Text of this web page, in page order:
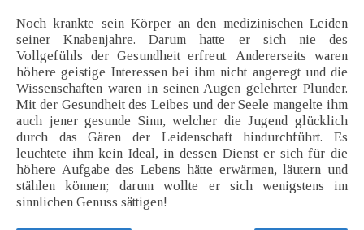
Noch krankte sein Körper an den medizinischen Leiden
seiner Knabenjahre. Darum hatte er sich nie des
Vollgefühls der Gesundheit erfreut. Andererseits waren
höhere geistige Interessen bei ihm nicht angeregt und die
Wissenschaften waren in seinen Augen gelehrter Plunder.
Mit der Gesundheit des Leibes und der Seele mangelte ihm
auch jener gesunde Sinn, welcher die Jugend glücklich
durch das Gären der Leidenschaft hindurchführt. Es
leuchtete ihm kein Ideal, in dessen Dienst er sich für die
höhere Aufgabe des Lebens hätte erwärmen, läutern und
stählen können; darum wollte er sich wenigstens im
sinnlichen Genuss sättigen!